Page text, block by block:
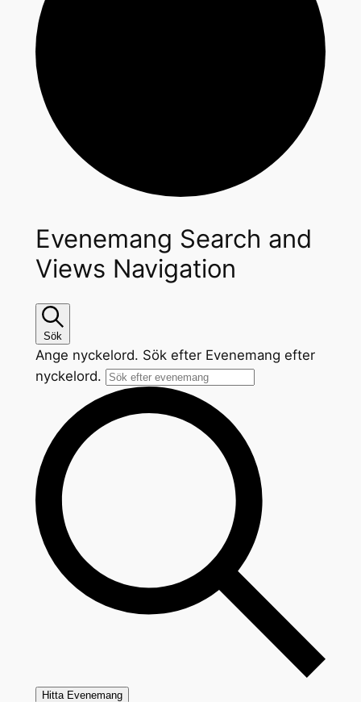
Evenemang Search and
Views Navigation
Sök
Ange nyckelord. Sök efter Evenemang efter
nyckelord.
Hitta Evenemang